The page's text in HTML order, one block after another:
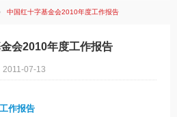
中国红十字基金会2010年度工作报告
会2010年度工作报告
2011-07-13
作报告